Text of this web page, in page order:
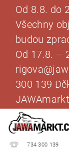
Od 8.8. do
Všechny
budou
Od 17.8. –
300 139
JAWAmarkt
734 300 139